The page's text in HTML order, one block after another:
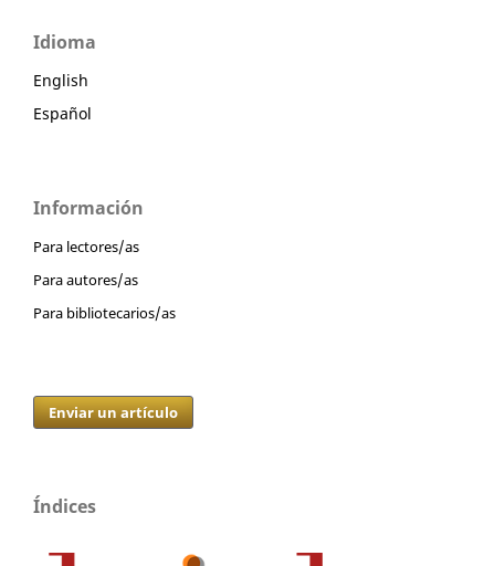
Idioma
English
Español
Información
Para lectores/as
Para autores/as
Para bibliotecarios/as
Enviar un artículo
Índices